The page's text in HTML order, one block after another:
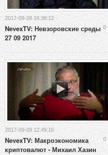
2017-09-28 16:38:12 ·
0
NevexTV: Невзоровские среды
27 09 2017
2017-09-09 12:49:16 ·
0
NevexTV: Макроэкономика
криптовалют - Михаил Хазин